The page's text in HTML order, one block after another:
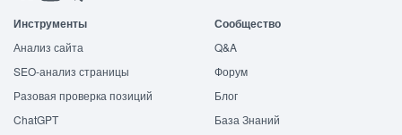
Инструменты
Анализ сайта
SEO-анализ страницы
Разовая проверка позиций
ChatGPT
Сообщество
Q&A
Форум
Блог
База Знаний